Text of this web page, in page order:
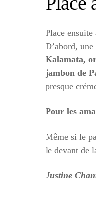
Place
D’abord,
Kalamata,
jambon de
presque
Pour les
Même si le
le devant de
Justine